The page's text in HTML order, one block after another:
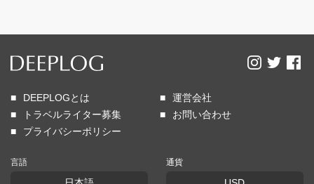
DEEPLOGとは
運営会社
トラベルライター募集
お問い合わせ
プライバシーポリシー
言語 通貨